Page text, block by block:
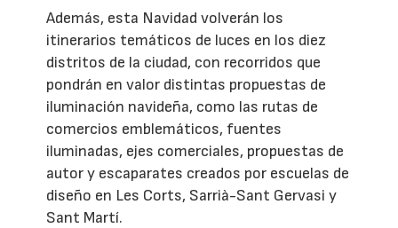
Además, esta Navidad volverán los
itinerarios temáticos de luces en los diez
distritos de la ciudad, con recorridos que
pondrán en valor distintas propuestas de
iluminación navideña, como las rutas de
comercios emblemáticos, fuentes
iluminadas, ejes comerciales, propuestas de
autor y escaparates creados por escuelas de
diseño en Les Corts, Sarrià-Sant Gervasi y
Sant Martí.